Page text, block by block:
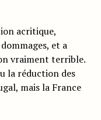
acritique,
et a
vraiment terrible.
la réduction des
mais la France